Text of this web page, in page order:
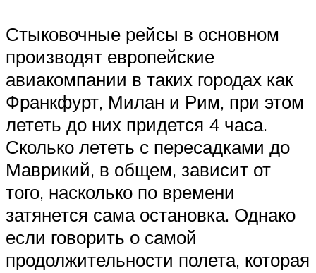
Стыковочные рейсы в основном
производят европейские
авиакомпании в таких городах как
Франкфурт, Милан и Рим, при этом
лететь до них придется 4 часа.
Сколько лететь с пересадками до
Маврикий, в общем, зависит от
того, насколько по времени
затянется сама остановка. Однако
если говорить о самой
продолжительности полета, которая